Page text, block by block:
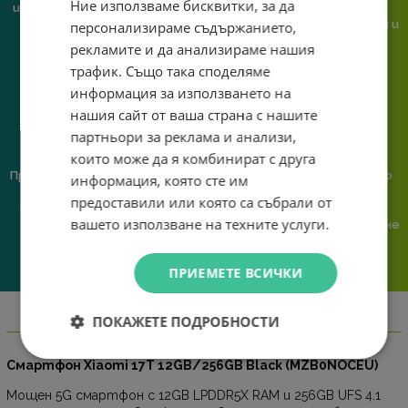
имаш нужда от консултация
или справяне с проблем.
сервиз на едно място
гарантираме бърза реакция и
система.
Предлагаме различни методи
на плащане, включително
възможност за плащане с
криптовалута.
Ние сме малък екип и точно
отговорност за всяка
поръчка. Ако има проблем – не
решаваме.
Информация
Смартфон Xiaomi 17T 12GB/256GB Black (MZB0NOCEU)
Мощен 5G смартфон с 12GB LPDDR5X RAM и 256GB UFS 4.1
Ние използваме бисквитки, за да
персонализираме съдържанието,
рекламите и да анализираме нашия
трафик. Също така споделяме
информация за използването на
нашия сайт от ваша страна с нашите
партньори за реклама и анализи,
които може да я комбинират с друга
информация, която сте им
предоставили или която са събрали от
вашето използване на техните услуги.
ПРИЕМЕТЕ ВСИЧКИ
ПОКАЖЕТЕ ПОДРОБНОСТИ